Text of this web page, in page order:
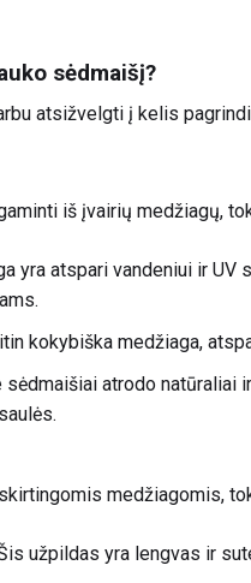
sėdmaišį?
atsižvelgti į kelis
iš įvairių medžiagų,
yra atspari vandeniui ir UV
kokybiška medžiaga,
sėdmaišiai atrodo natūraliai
medžiagomis,
užpildas yra lengvas ir